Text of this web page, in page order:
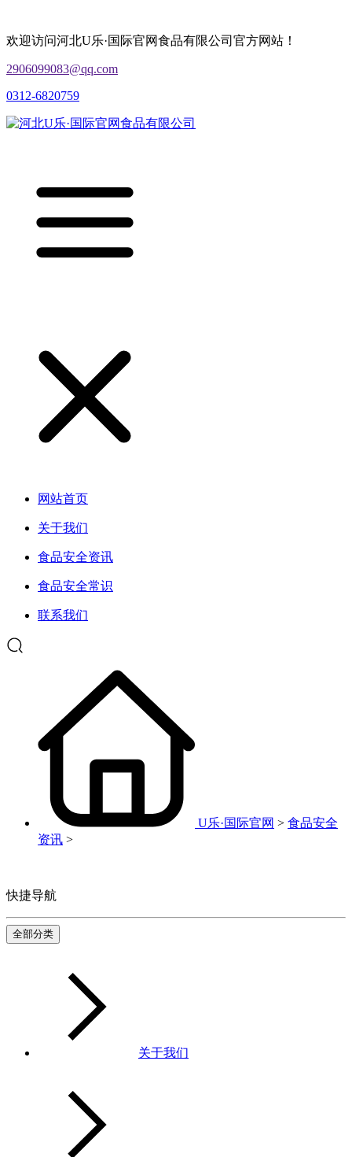
欢迎访问河北U乐·国际官网食品有限公司官方网站！
2906099083@qq.com
0312-6820759
网站首页
关于我们
食品安全资讯
食品安全常识
联系我们
U乐·国际官网 > 食品安全
资讯 >
快捷导航
全部分类
关于我们